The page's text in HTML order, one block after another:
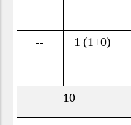
1 (1+0)
--
10